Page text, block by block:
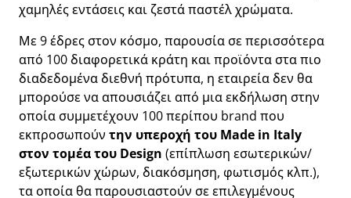
χαμηλές εντάσεις και ζεστά παστέλ χρώματα.
Με 9 έδρες στον κόσμο, παρουσία σε περισσότερα
από 100 διαφορετικά κράτη και προϊόντα στα πιο
διαδεδομένα διεθνή πρότυπα, η εταιρεία δεν θα
μπορούσε να απουσιάζει από μια εκδήλωση στην
οποία συμμετέχουν 100 περίπου brand που
εκπροσωπούν την υπεροχή του Made in Italy
στον τομέα του Design (επίπλωση εσωτερικών/
εξωτερικών χώρων, διακόσμηση, φωτισμός κλπ.),
τα οποία θα παρουσιαστούν σε επιλεγμένους